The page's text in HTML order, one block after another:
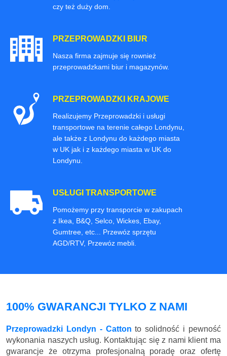
czy też duży dom.
PRZEPROWADZKI BIUR
Nasza firma zajmuje się rownież
przeprowadzkami biur i magazynów.
PRZEPROWADZKI KRAJOWE
Realizujemy Przeprowadzki i usługi
transportowe na terenie całego Londynu,
ale także z Londynu do każdego miasta
w UK jak i z każdego miasta w UK do
Londynu.
USŁUGI TRANSPORTOWE
Pomożemy przy transporcie w zakupach
z Ikea, B&Q, Selco, Wickes, Ebay,
Gumtree, etc... Przewóz sprzętu
AGD/RTV, Przewóz mebli.
100% GWARANCJI TYLKO Z NAMI
Przeprowadzki Londyn - Catton to solidność i pewność
wykonania naszych usług. Kontaktując się z nami klient ma
gwarancje że otrzyma profesjonalną poradę oraz ofertę